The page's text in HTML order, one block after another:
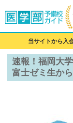
当サイトから入
速報！福岡大
富士ゼミ生か